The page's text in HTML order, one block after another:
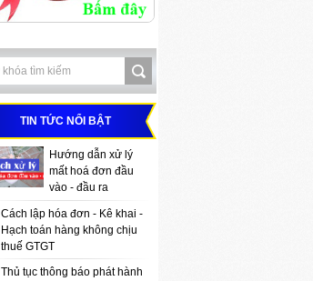
TIN TỨC NỔI BẬT
Hướng dẫn xử lý
mất hoá đơn đầu
vào - đầu ra
Cách lập hóa đơn - Kê khai -
Hạch toán hàng không chịu
thuế GTGT
Thủ tục thông báo phát hành